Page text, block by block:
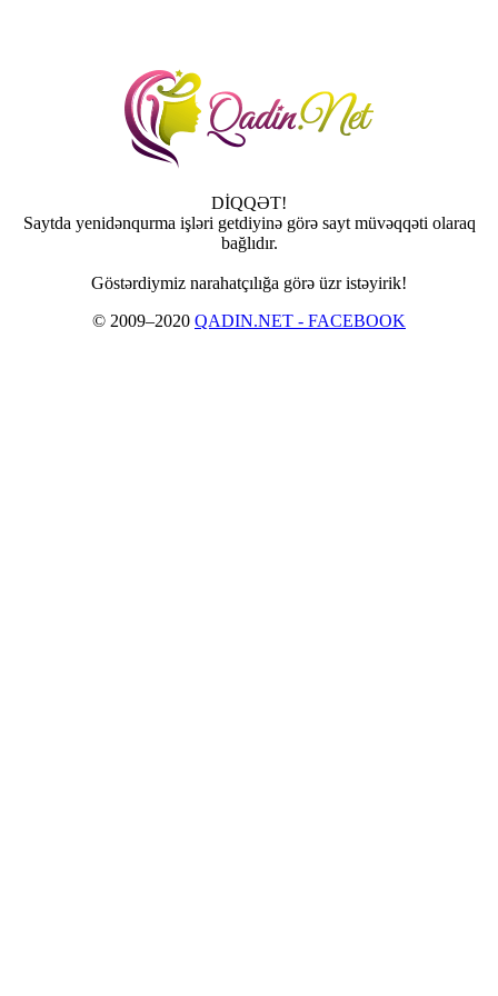
DİQQƏT!
Saytda yenidənqurma işləri getdiyinə görə sayt müvəqqəti olaraq
bağlıdır.
Göstərdiymiz narahatçılığa görə üzr istəyirik!
© 2009–2020 QADIN.NET - FACEBOOK